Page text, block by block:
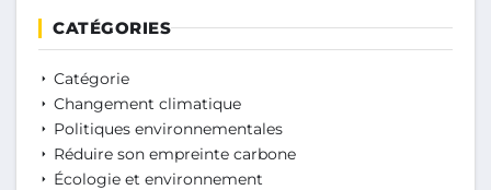
CATÉGORIES
Catégorie
Changement climatique
Politiques environnementales
Réduire son empreinte carbone
Écologie et environnement